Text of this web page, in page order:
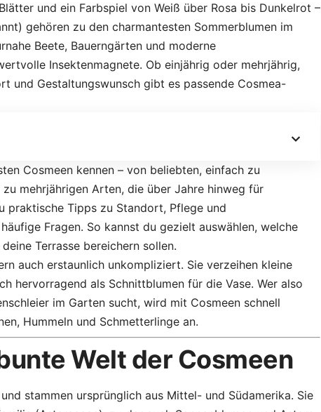
und ein Farbspiel von Weiß über Rosa bis Dunkelrot –
gehören zu den charmantesten Sommerblumen im
Beete, Bauerngärten und moderne
Insektenmagnete. Ob einjährig oder mehrjährig,
und Gestaltungswunsch gibt es passende Cosmea-
Cosmeen kennen – von beliebten, einfach zu
mehrjährigen Arten, die über Jahre hinweg für
praktische Tipps zu Standort, Pflege und
Fragen. So kannst du gezielt auswählen, welche
Terrasse bereichern sollen.
auch erstaunlich unkompliziert. Sie verzeihen kleine
hervorragend als Schnittblumen für die Vase. Wer also
im Garten sucht, wird mit Cosmeen schnell
Hummeln und Schmetterlinge an.
Welt der Cosmeen
und stammen ursprünglich aus Mittel- und Südamerika. Sie